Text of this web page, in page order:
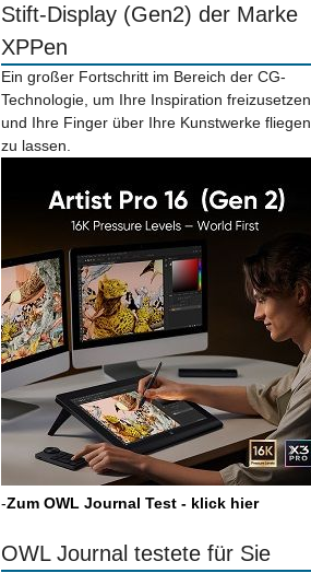
Stift-Display (Gen2) der Marke
XPPen
Ein großer Fortschritt im Bereich der CG-
Technologie, um Ihre Inspiration freizusetzen
und Ihre Finger über Ihre Kunstwerke fliegen
zu lassen.
-Zum OWL Journal Test - klick hier
OWL Journal testete für Sie